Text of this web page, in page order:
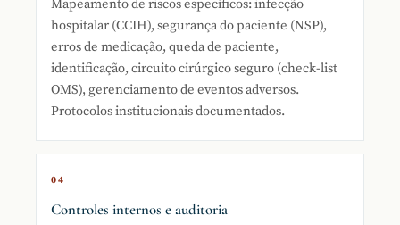
Mapeamento de riscos específicos: infecção
hospitalar (CCIH), segurança do paciente (NSP),
erros de medicação, queda de paciente,
identificação, circuito cirúrgico seguro (check-list
OMS), gerenciamento de eventos adversos.
Protocolos institucionais documentados.
04
Controles internos e auditoria